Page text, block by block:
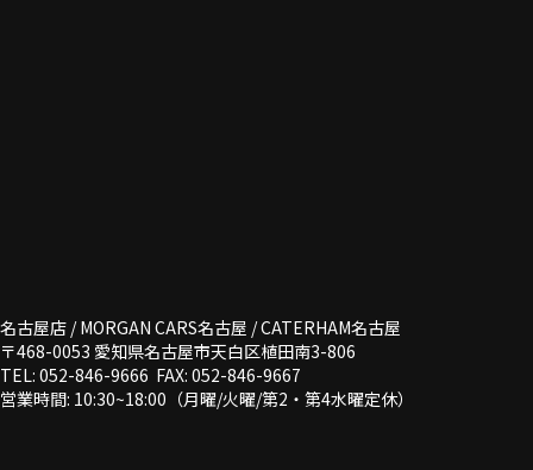
名古屋店 / MORGAN CARS名古屋 / CATERHAM名古屋
〒468-0053 愛知県名古屋市天白区植田南3-806
TEL: 052-846-9666 FAX: 052-846-9667
営業時間: 10:30~18:00（月曜/火曜/第2・第4水曜定休）